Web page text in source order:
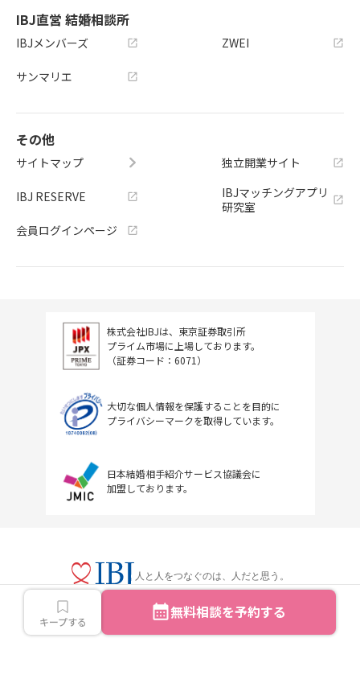
キープする 無料相談を予約する
IBJ直営 結婚相談所
IBJメンバーズ
サンマリエ
ZWEI
その他
サイトマップ
IBJ RESERVE
会員ログインページ
独立開業サイト
IBJマッチングアプリ
研究室
株式会社IBJは、東京証券取引所
プライム市場に上場しております。
（証券コード：6071）
大切な個人情報を保護することを目的に
プライバシーマークを取得しています。
日本結婚相手紹介サービス協議会に
加盟しております。
人と人をつなぐのは、人だと思う。